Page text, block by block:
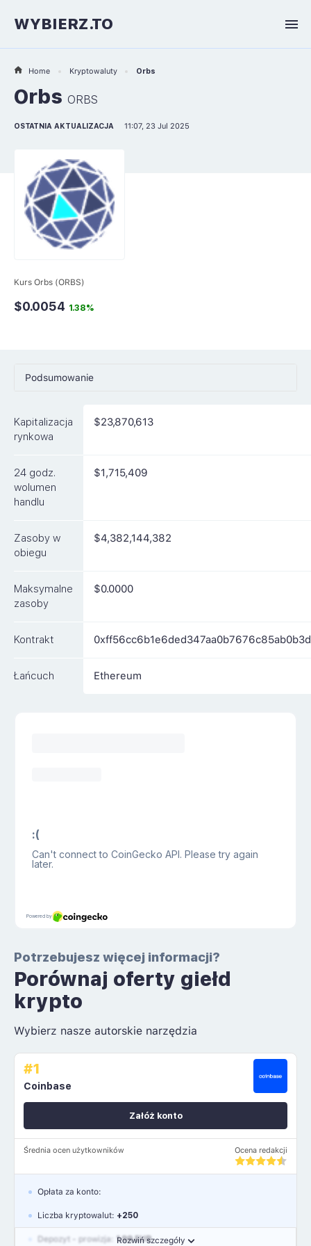
WYBIERZ.TO
Home Kryptowaluty Orbs
Orbs ORBS
OSTATNIA AKTUALIZACJA 11:07, 23 Jul 2025
Kurs Orbs (ORBS)
$0.0054 1.38%
Podsumowanie
Rynki
FAQ
Kapitalizacja
rynkowa
$23,870,613
24 godz.
wolumen
handlu
$1,715,409
Zasoby w
obiegu
$4,382,144,382
Maksymalne
zasoby
$0.0000
Kontrakt
Łańcuch Ethereum
Potrzebujesz więcej informacji?
Porównaj oferty giełd
krypto
Wybierz nasze autorskie narzędzia
#1
Coinbase
Średnia ocen użytkowników Ocena redakcji
Załóż konto
Rozwiń szczegóły
Opłata za konto:
Liczba kryptowalut: +250
Depozyt - prowizja: 1.99 EUR